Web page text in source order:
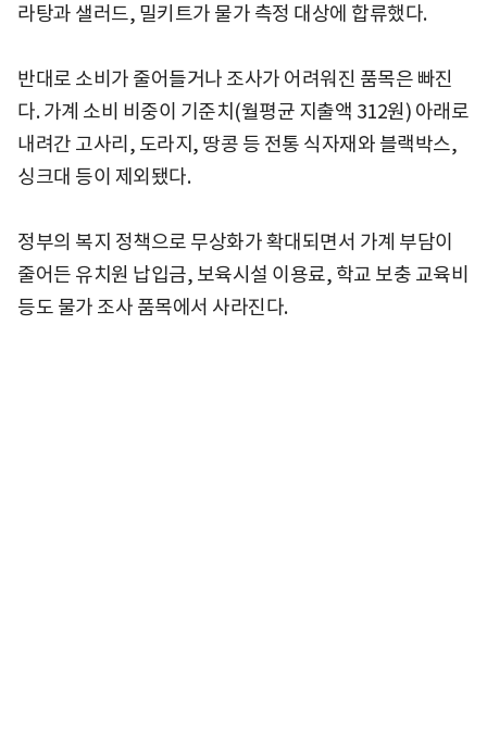
라탕과 샐러드, 밀키트가 물가 측정 대상에 합류했다.
반대로 소비가 줄어들거나 조사가 어려워진 품목은 빠진
다. 가계 소비 비중이 기준치(월평균 지출액 312원) 아래로
내려간 고사리, 도라지, 땅콩 등 전통 식자재와 블랙박스,
싱크대 등이 제외됐다.
정부의 복지 정책으로 무상화가 확대되면서 가계 부담이
줄어든 유치원 납입금, 보육시설 이용료, 학교 보충 교육비
등도 물가 조사 품목에서 사라진다.